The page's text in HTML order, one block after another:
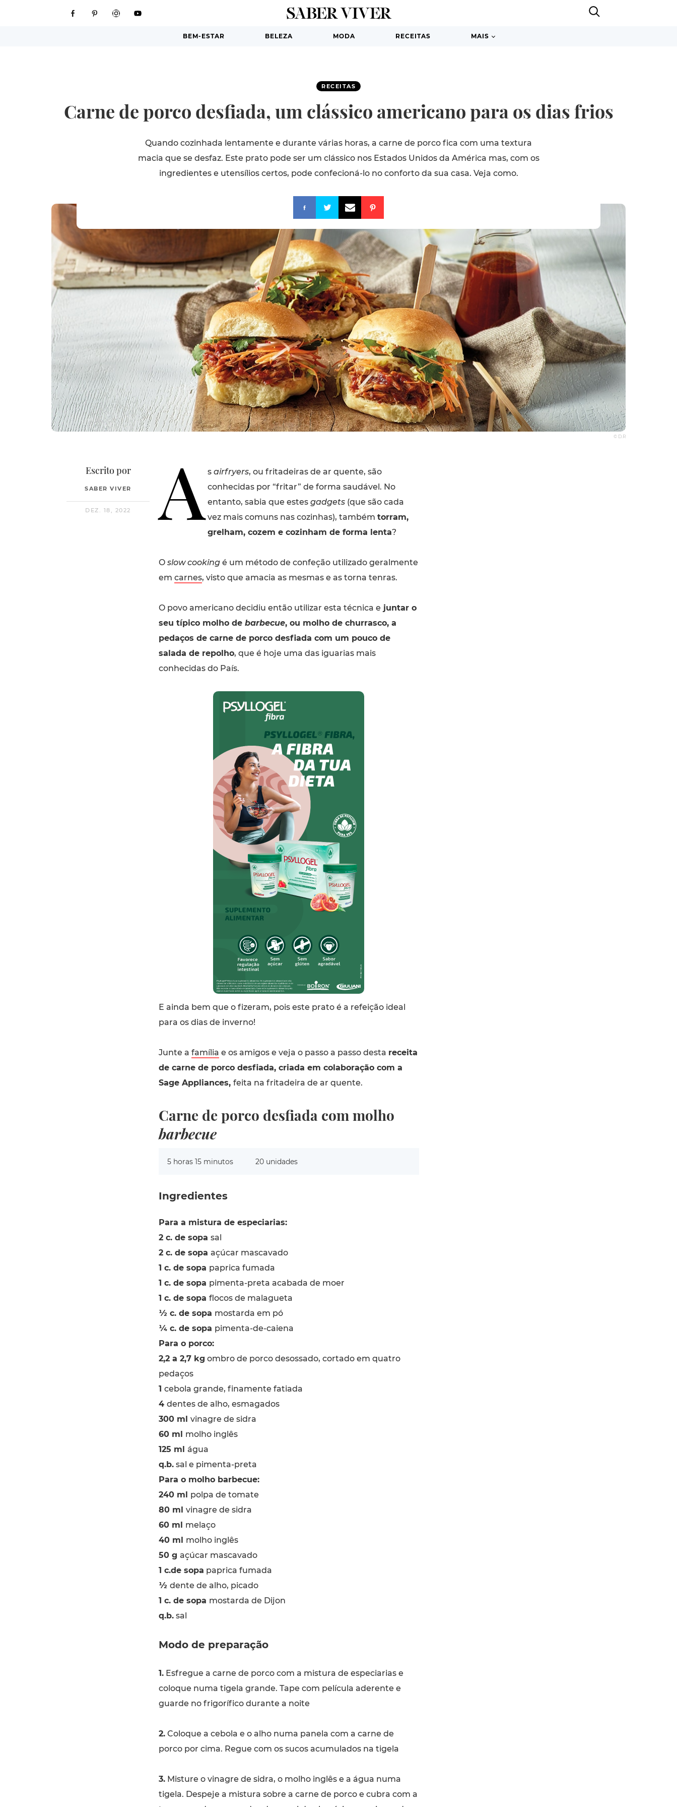
BEM-ESTAR BELEZA MODA RECEITAS MAIS
RECEITAS
Carne de porco desfiada, um clássico americano para os dias frios
Quando cozinhada lentamente e durante várias horas, a carne de porco fica com uma textura
macia que se desfaz. Este prato pode ser um clássico nos Estados Unidos da América mas, com os
ingredientes e utensílios certos, pode confecioná-lo no conforto da sua casa. Veja como.
© D.R
Escrito por
SABER VIVER
DEZ. 18, 2022 A s airfryers, ou fritadeiras de ar quente, são
conhecidas por “fritar” de forma saudável. No
entanto, sabia que estes gadgets(que são cada
vez mais comuns nas cozinhas), também torram,
grelham, cozem e cozinham de forma lenta?
O slow cookingé um método de confeção utilizado geralmente
em carnes, visto que amacia as mesmas e as torna tenras.
O povo americano decidiu então utilizar esta técnica e juntar o
seu típico molho de barbecue, ou molho de churrasco, a
pedaços de carne de porco desfiada com um pouco de
salada de repolho, que é hoje uma das iguarias mais
conhecidas do País.
E ainda bem que o fizeram, pois este prato é a refeição ideal
para os dias de inverno!
Junte a família e os amigos e veja o passo a passo desta receita
de carne de porco desfiada, criada em colaboração com a
Sage Appliances, feita na fritadeira de ar quente.
Carne de porco desfiada com molho
barbecue
5 horas 15 minutos 20 unidades
Ingredientes
Para a mistura de especiarias:
2 c. de sopa sal
2 c. de sopa açúcar mascavado
1 c. de sopa paprica fumada
1 c. de sopa pimenta-preta acabada de moer
1 c. de sopa flocos de malagueta
1⁄2 c. de sopa mostarda em pó
1⁄4 c. de sopa pimenta-de-caiena
Para o porco:
2,2 a 2,7 kg ombro de porco desossado, cortado em quatro
pedaços
1 cebola grande, finamente fatiada
4 dentes de alho, esmagados
300 ml vinagre de sidra
60 ml molho inglês
125 ml água
q.b.sal e pimenta-preta
Para o molho barbecue:
240 ml polpa de tomate
80 ml vinagre de sidra
60 ml melaço
40 ml molho inglês
50 g açúcar mascavado
1 c.de sopa paprica fumada
1⁄2 dente de alho, picado
1 c. de sopa mostarda de Dijon
q.b.sal
Modo de preparação
1.Esfregue a carne de porco com a mistura de especiarias e
coloque numa tigela grande. Tape com película aderente e
guarde no frigorífico durante a noite
2.Coloque a cebola e o alho numa panela com a carne de
porco por cima. Regue com os sucos acumulados na tigela
3.Misture o vinagre de sidra, o molho inglês e a água numa
tigela. Despeje a mistura sobre a carne de porco e cubra com a